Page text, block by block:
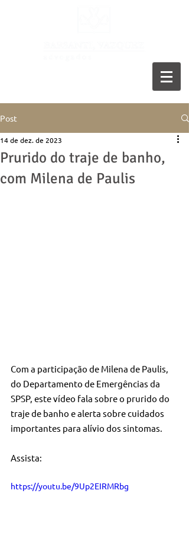
Post
Prurido do traje de banho,
com Milena de Paulis
14 de dez. de 2023
Com a participação de Milena de Paulis,
do Departamento de Emergências da
SPSP, este vídeo fala sobre o prurido do
traje de banho e alerta sobre cuidados
importantes para alívio dos sintomas.
Assista:
https://youtu.be/9Up2EIRMRbg